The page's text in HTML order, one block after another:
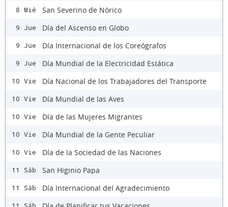
8 Mié San Severino de Nórico
9 Jue Día del Ascenso en Globo
9 Jue Día Internacional de los Coreógrafos
9 Jue Día Mundial de la Electricidad Estática
10 Vie Día Nacional de los Trabajadores del Transporte
10 Vie Día Mundial de las Aves
10 Vie Día de las Mujeres Migrantes
10 Vie Día Mundial de la Gente Peculiar
10 Vie Día de la Sociedad de las Naciones
11 Sáb San Higinio Papa
11 Sáb Día Internacional del Agradecimiento